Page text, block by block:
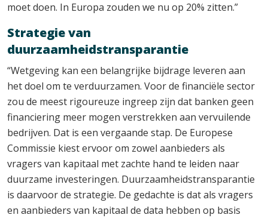
moet doen. In Europa zouden we nu op 20% zitten.”
Strategie van
duurzaamheidstransparantie
“Wetgeving kan een belangrijke bijdrage leveren aan
het doel om te verduurzamen. Voor de financiële sector
zou de meest rigoureuze ingreep zijn dat banken geen
financiering meer mogen verstrekken aan vervuilende
bedrijven. Dat is een vergaande stap. De Europese
Commissie kiest ervoor om zowel aanbieders als
vragers van kapitaal met zachte hand te leiden naar
duurzame investeringen. Duurzaamheidstransparantie
is daarvoor de strategie. De gedachte is dat als vragers
en aanbieders van kapitaal de data hebben op basis